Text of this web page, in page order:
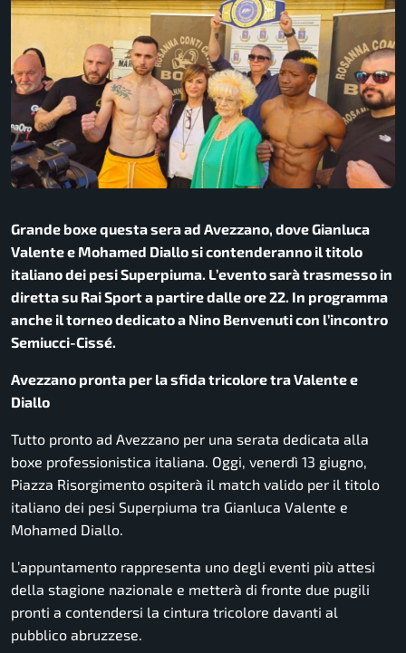
Grande boxe questa sera ad Avezzano, dove Gianluca
Valente e Mohamed Diallo si contenderanno il titolo
italiano dei pesi Superpiuma. L’evento sarà trasmesso in
diretta su Rai Sport a partire dalle ore 22. In programma
anche il torneo dedicato a Nino Benvenuti con l’incontro
Semiucci-Cissé.
Avezzano pronta per la sfida tricolore tra Valente e
Diallo
Tutto pronto ad Avezzano per una serata dedicata alla
boxe professionistica italiana. Oggi, venerdì 13 giugno,
Piazza Risorgimento ospiterà il match valido per il titolo
italiano dei pesi Superpiuma tra Gianluca Valente e
Mohamed Diallo.
L’appuntamento rappresenta uno degli eventi più attesi
della stagione nazionale e metterà di fronte due pugili
pronti a contendersi la cintura tricolore davanti al
pubblico abruzzese.